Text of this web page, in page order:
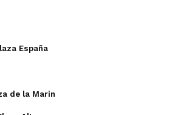
España
de la Marin